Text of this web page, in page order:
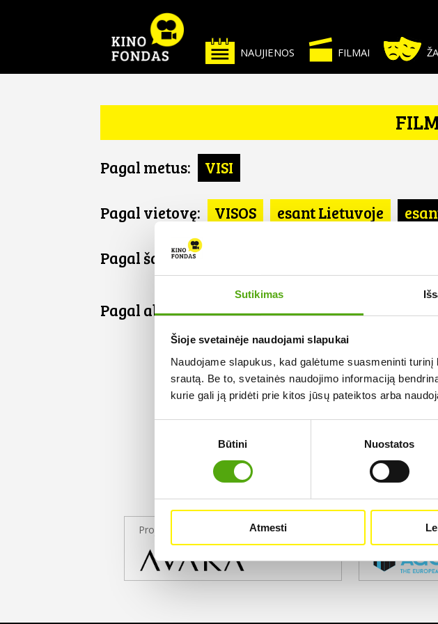
Sutikimas
Šioje svetainėje naudojami slapukai
Naudojame slapukus, kad galėtume suasmeninti
srautą. Be to, svetainės naudojimo informaciją
kurie gali ją pridėti prie kitos jūsų pateiktos arba
Būtini Nuostatos
Atmesti
FILMAI
NAUJIENOS
Pagal metus: VISI
Pagal vietovę: VISOS esant Lietuvoje
Pagal šalį: VISOS
Pagal abėcėlę:
Projekto partneris Projekto